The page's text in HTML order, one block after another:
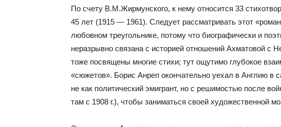
По счету В.М.Жирмунского, к нему относится 33
45 лет (1915 — 1961). Следует рассматривать этот
любовном треугольнике, потому что биографически и
неразрывно связана с историей отношений Ахматовой с
тоже посвящены многие стихи; тут ощутимо глубокое
«сюжетов». Борис Анреп окончательно уехал в Англию
не как политический эмигрант, но с решимостью после
там с 1908 г.), чтобы заниматься своей художественной